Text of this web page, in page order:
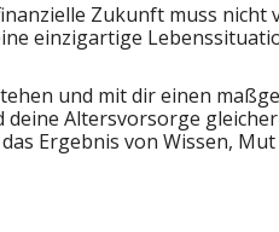
Zukunft muss
einzigartige
und mit dir einen
Altersvorsorge
Ergebnis von Wissen,